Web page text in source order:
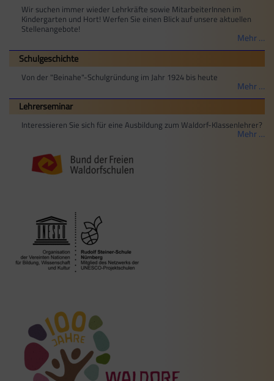
Wir suchen immer wieder Lehrkräfte sowie MitarbeiterInnen im
Kindergarten und Hort! Werfen Sie einen Blick auf unsere aktuellen
Stellenangebote!
Mehr …
Schulgeschichte
Von der "Beinahe"-Schulgründung im Jahr 1924 bis heute
Mehr …
Lehrerseminar
Interessieren Sie sich für eine Ausbildung zum Waldorf-Klassenlehrer?
Mehr …